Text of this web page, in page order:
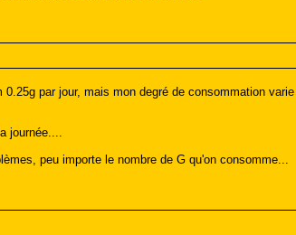
par jour, mais mon degré de consommation
journée....
peu importe le nombre de G qu'on consomme...